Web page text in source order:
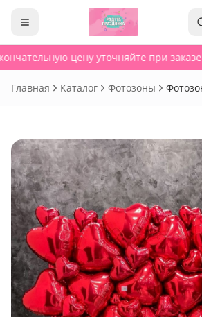
цену уточняйте при
Главная Каталог Фотозоны